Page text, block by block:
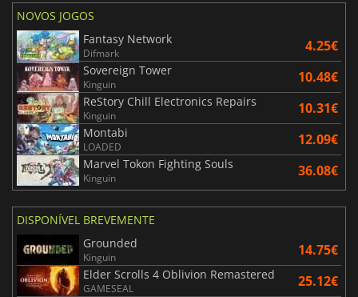
NOVOS JOGOS
Fantasy Network
Difmark 4.25€
Sovereign Tower
Kinguin 10.48€
ReStory Chill Electronics Repairs
Kinguin 10.31€
Montabi
LOADED 12.09€
Marvel Tokon Fighting Souls
Kinguin 36.08€
DISPONÍVEL BREVEMENTE
Grounded
Kinguin 14.75€
Elder Scrolls 4 Oblivion Remastered
GAMESEAL 25.12€